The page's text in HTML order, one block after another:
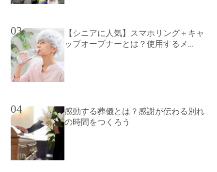
03
【シニアに人気】スマホリング＋キャ
ップオープナーとは？使用するメ...
04
感動する葬儀とは？感謝が伝わる別れ
の時間をつくろう